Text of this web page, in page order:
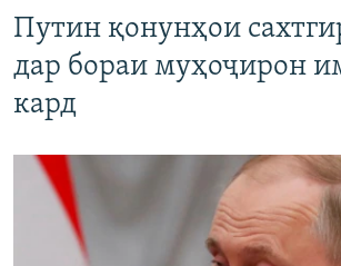
Путин қонунҳои
дар бораи муҳоҷирон
кард